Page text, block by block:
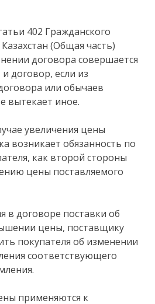
402 Гражданского
(Общая часть)
договора совершается
договор, если из
или обычаев
вытекает иное.
увеличения цены
возникает обязанность по
как второй стороны
цены поставляемого
в договоре поставки об
цены, поставщику
покупателя об изменении
соответствующего
применяются к